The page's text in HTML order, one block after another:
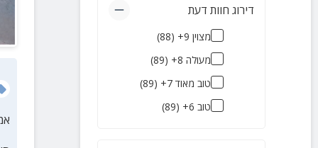
צימרים מבודדים
צימרים אקולוגיים
אירוח דרוזי (
2
)
צימרים בקיבוצים(
2
מלונות בוטיק
דירוג חוות דעת
מצוין 9+ (
88
)
מעולה 8+
(
89
)
טוב מאוד 7+
(
89
)
טוב 6+
(
89
)